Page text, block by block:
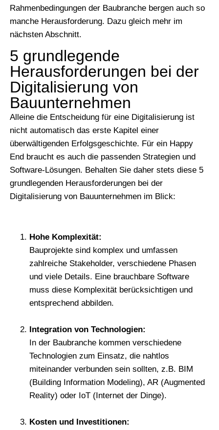
Rahmenbedingungen der Baubranche bergen auch so
manche Herausforderung. Dazu gleich mehr im
nächsten Abschnitt.
5 grundlegende
Herausforderungen bei der
Digitalisierung von
Bauunternehmen
Alleine die Entscheidung für eine Digitalisierung ist
nicht automatisch das erste Kapitel einer
überwältigenden Erfolgsgeschichte. Für ein Happy
End braucht es auch die passenden Strategien und
Software-Lösungen. Behalten Sie daher stets diese 5
grundlegenden Herausforderungen bei der
Digitalisierung von Bauunternehmen im Blick:
Hohe Komplexität:
Bauprojekte sind komplex und umfassen
zahlreiche Stakeholder, verschiedene Phasen
und viele Details. Eine brauchbare Software
muss diese Komplexität berücksichtigen und
entsprechend abbilden.
Integration von Technologien:
In der Baubranche kommen verschiedene
Technologien zum Einsatz, die nahtlos
miteinander verbunden sein sollten, z.B. BIM
(Building Information Modeling), AR (Augmented
Reality) oder IoT (Internet der Dinge).
Kosten und Investitionen: